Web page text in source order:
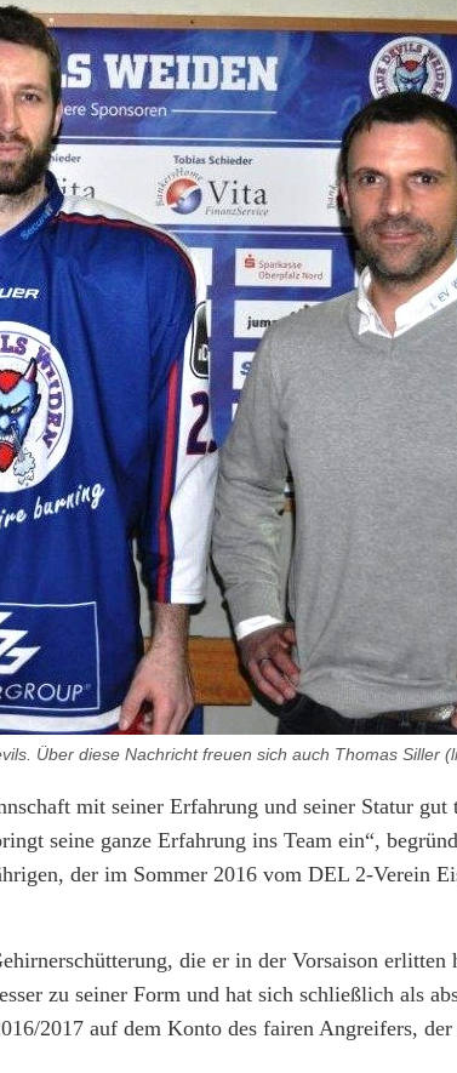
Über diese Nachricht freuen sich auch Thomas Siller
mit seiner Erfahrung und seiner Statur
seine ganze Erfahrung ins Team ein“,
der im Sommer 2016 vom DEL 2-Verein
die er in der Vorsaison erlitten
zu seiner Form und hat sich schließlich als
2017 auf dem Konto des fairen Angreifers,